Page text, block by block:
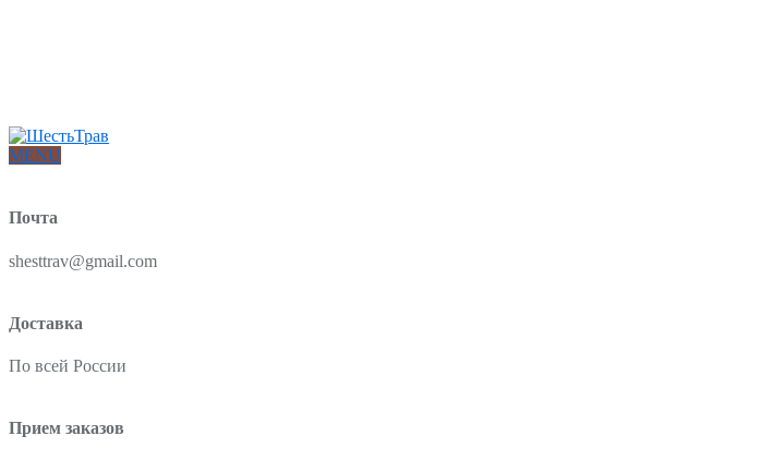
MENU
Почта
shesttrav@gmail.com
Доставка
По всей России
Прием заказов